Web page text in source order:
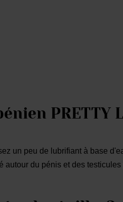
PRETTY
un peu de lubrifiant à base
du pénis et des